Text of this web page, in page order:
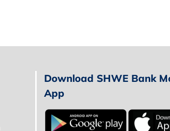
Download SHWE Bank
App